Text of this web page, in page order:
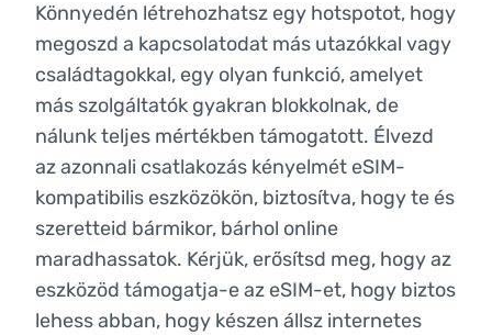
Könnyedén létrehozhatsz egy hotspotot, hogy
megoszd a kapcsolatodat más utazókkal vagy
családtagokkal, egy olyan funkció, amelyet
más szolgáltatók gyakran blokkolnak, de
nálunk teljes mértékben támogatott. Élvezd
az azonnali csatlakozás kényelmét eSIM-
kompatibilis eszközökön, biztosítva, hogy te és
szeretteid bármikor, bárhol online
maradhassatok. Kérjük, erősítsd meg, hogy az
eszközöd támogatja-e az eSIM-et, hogy biztos
lehess abban, hogy készen állsz internetes